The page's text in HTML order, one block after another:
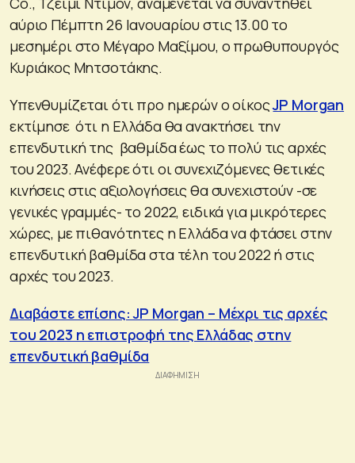
αύριο Πέμπτη 26 Ιανουαρίου στις 13.00 το
μεσημέρι στο Μέγαρο Μαξίμου, ο πρωθυπουργός
Κυριάκος Μητσοτάκης.
Υπενθυμίζεται ότι προ ημερών ο οίκοςJP Morgan
εκτίμησε ότι η Ελλάδα θα ανακτήσει την
επενδυτική της βαθμίδα έως το πολύ τις αρχές
του 2023. Ανέφερε ότι οι συνεχιζόμενες θετικές
κινήσεις στις αξιολογήσεις θα συνεχιστούν -σε
γενικές γραμμές- το 2022, ειδικά για μικρότερες
χώρες, με πιθανότητες η Ελλάδα να φτάσει στην
επενδυτική βαθμίδα στα τέλη του 2022 ή στις
αρχές του 2023.
Διαβάστε επίσης: JP Morgan – Μέχρι τις αρχές
του 2023 η επιστροφή της Ελλάδας στην
επενδυτική βαθμίδα